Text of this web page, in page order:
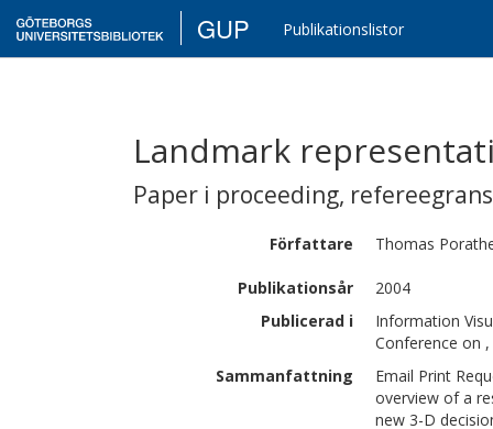
GUP Publikationslistor
Landmark
Paper i proceeding,
Författare Thomas
Publikationsår
2004
Publicerad i
Information
Conference on
Sammanfattning
Email Print
overview of a
new 3-D